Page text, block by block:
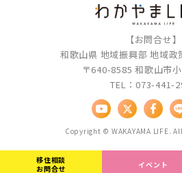
移住相談
お問合せ
イベント
【お問合せ】
和歌山県 地域振興部 地域政
〒640-8585 和歌山市
TEL：073-441-
Copyright © WAKAYAMA LIFE.